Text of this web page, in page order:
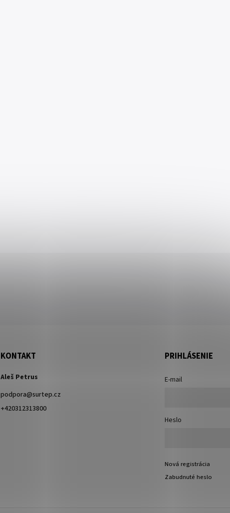
KONTAKT
Aleš Petrus
podpora@surtep.cz
+420312313800
PRIHLÁSENIE
E-mail
Heslo
Nová registrácia
Zabudnuté heslo